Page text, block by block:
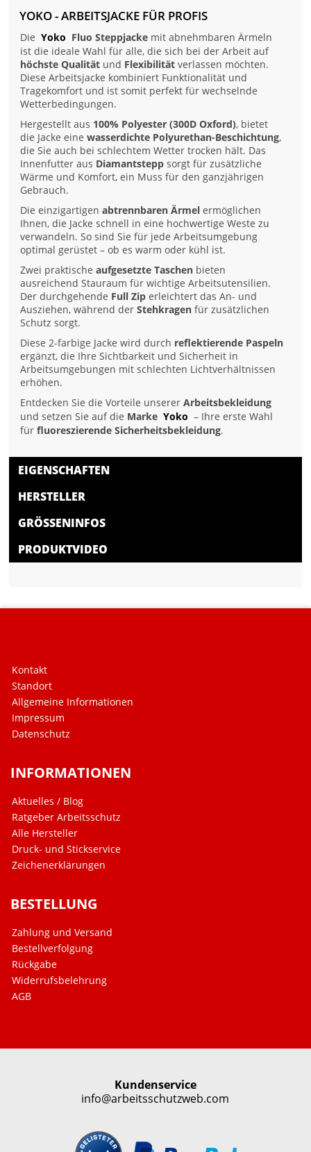
YOKO - ARBEITSJACKE FÜR PROFIS
Die Yoko Fluo Steppjacke mit abnehmbaren Ärmeln
ist die ideale Wahl für alle, die sich bei der Arbeit auf
höchste Qualität und Flexibilität verlassen möchten.
Diese Arbeitsjacke kombiniert Funktionalität und
Tragekomfort und ist somit perfekt für wechselnde
Wetterbedingungen.
Hergestellt aus 100% Polyester (300D Oxford), bietet
die Jacke einewasserdichte Polyurethan-Beschichtung,
die Sie auch bei schlechtem Wetter trocken hält. Das
Innenfutter aus Diamantstepp sorgt für zusätzliche
Wärme und Komfort, ein Muss für den ganzjährigen
Gebrauch.
Die einzigartigenabtrennbaren Ärmel ermöglichen
Ihnen, die Jacke schnell in eine hochwertige Weste zu
verwandeln. So sind Sie für jede Arbeitsumgebung
optimal gerüstet – ob es warm oder kühl ist.
Zwei praktischeaufgesetzte Taschen bieten
ausreichend Stauraum für wichtige Arbeitsutensilien.
Der durchgehende Full Zip erleichtert das An- und
Ausziehen, während derStehkragen für zusätzlichen
Schutz sorgt.
Diese 2-farbige Jacke wird durch reflektierende Paspeln
ergänzt, die Ihre Sichtbarkeit und Sicherheit in
Arbeitsumgebungen mit schlechten Lichtverhältnissen
erhöhen.
Entdecken Sie die Vorteile unsererArbeitsbekleidung
und setzen Sie auf die Marke Yoko – Ihre erste Wahl
fürfluoreszierende Sicherheitsbekleidung.
EIGENSCHAFTEN
HERSTELLER
GRÖSSENINFOS
PRODUKTVIDEO
Kontakt
Standort
Allgemeine Informationen
Impressum
Datenschutz
INFORMATIONEN
Aktuelles / Blog
Ratgeber Arbeitsschutz
Alle Hersteller
Druck- und Stickservice
Zeichenerklärungen
BESTELLUNG
Zahlung und Versand
Bestellverfolgung
Rückgabe
Widerrufsbelehrung
AGB
Kundenservice
info@arbeitsschutzweb.com